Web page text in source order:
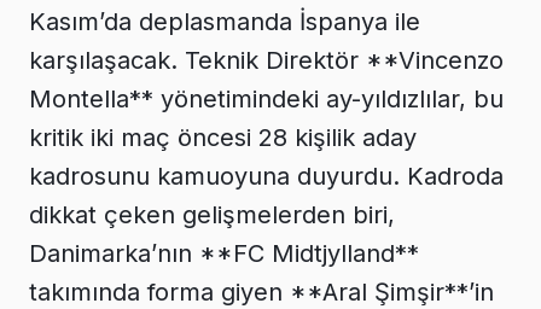
Kasım’da deplasmanda İspanya ile
karşılaşacak. Teknik Direktör **Vincenzo
Montella** yönetimindeki ay-yıldızlılar, bu
kritik iki maç öncesi 28 kişilik aday
kadrosunu kamuoyuna duyurdu. Kadroda
dikkat çeken gelişmelerden biri,
Danimarka’nın **FC Midtjylland**
takımında forma giyen **Aral Şimşir**’in